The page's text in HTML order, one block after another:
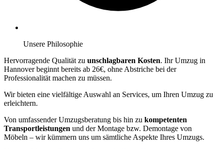
Unsere Philosophie
Hervorragende Qualität zu unschlagbaren Kosten. Ihr Umzug in
Hannover beginnt bereits ab 26€, ohne Abstriche bei der
Professionalität machen zu müssen.
Wir bieten eine vielfältige Auswahl an Services, um Ihren Umzug zu
erleichtern.
Von umfassender Umzugsberatung bis hin zu kompetenten
Transportleistungen und der Montage bzw. Demontage von
Möbeln – wir kümmern uns um sämtliche Aspekte Ihres Umzugs.